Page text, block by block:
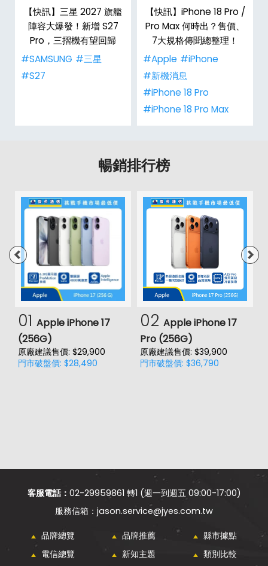
【快訊】三星 2027 旗艦
陣容大爆發！新增 S27
Pro，三摺機有望回歸
#SAMSUNG #三星
#S27
【快訊】iPhone 18 Pro /
Pro Max 何時出？售價、
7大規格傳聞總整理！
#Apple #iPhone
#新機消息
#iPhone 18 Pro
#iPhone 18 Pro Max
暢銷排行榜
01 Apple iPhone 17
(256G)
原廠建議售價: $29,900
門市破盤價: $28,490
02 Apple iPhone 17
Pro (256G)
原廠建議售價: $39,900
門市破盤價: $36,790
客服電話： 02-29959861 轉1 (週一到週五 09:00-17:00)
jason.service@jyes.com.tw
品牌總覽 品牌推薦
縣市據點
電信總覽
新知主題 類別比較